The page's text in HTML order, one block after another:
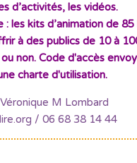
d’activités, les vidéos.
: les kits d’animation de
à des publics de 10 à
non. Code d'accès
charte d'utilisation.
M Lombard
/ 06 68 38 14 44